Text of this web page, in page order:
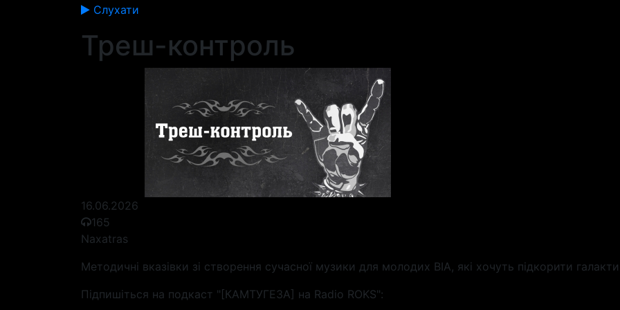
Слухати
Треш-контроль
16.06.2026
165
Naxatras
Методичні вказівки зі створення сучасної музики для молодих ВІА, які хочуть підкорити
Підпишіться на подкаст "[КАМТУГЕЗА] на Radio ROKS":